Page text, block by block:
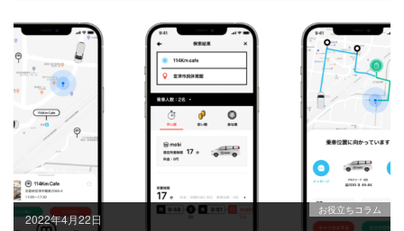
2022年4月22日
お役立ちコラム